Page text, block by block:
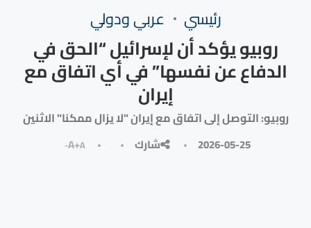
رئيسي ⁠عربي ودولي
روبيو يؤكد أن لإسرائيل “الحق في
الدفاع عن نفسها” في أي اتفاق مع
إيران
روبيو: التوصل إلى اتفاق مع إيران "لا يزال ممكنا" الاثنين
2026-05-25 شارك A+A-